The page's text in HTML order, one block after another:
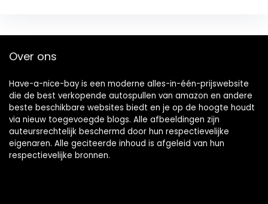
Over ons
Have-a-nice-bay is een moderne alles-in-één-prijswebsite
die de best verkopende autospullen van amazon en andere
beste beschikbare websites biedt en je op de hoogte houdt
via nieuw toegevoegde blogs. Alle afbeeldingen zijn
auteursrechtelijk beschermd door hun respectievelijke
eigenaren. Alle geciteerde inhoud is afgeleid van hun
respectievelijke bronnen.